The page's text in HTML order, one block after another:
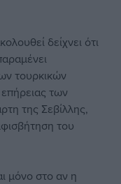
δείχνει ότι
τουρκικών
των
της Σεβίλλης,
του
μόνο στο αν η